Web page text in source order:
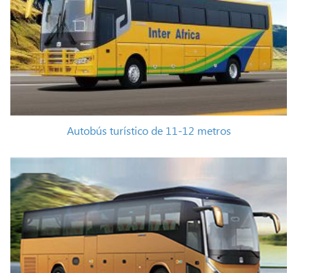
Autobús turístico de 11-12 metros